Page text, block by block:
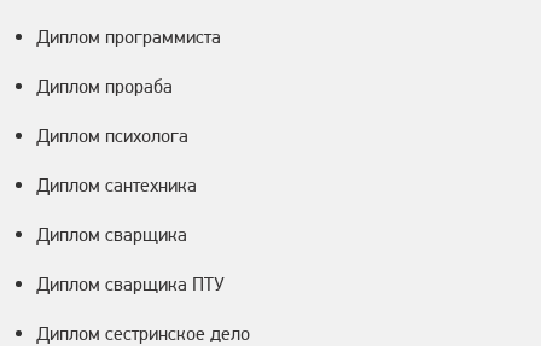
Диплом программиста
Диплом прораба
Диплом психолога
Диплом сантехника
Диплом сварщика
Диплом сварщика ПТУ
Диплом сестринское дело